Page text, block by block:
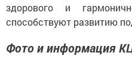
здорового и
способствуют развитию
Фото и информация